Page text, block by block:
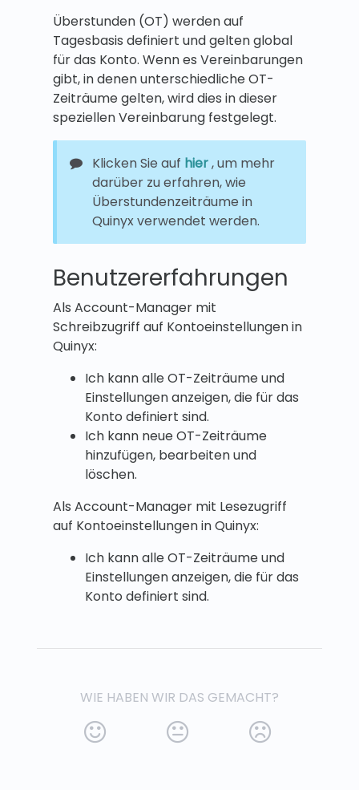
Überstunden (OT) werden auf
Tagesbasis definiert und gelten global
für das Konto. Wenn es Vereinbarungen
gibt, in denen unterschiedliche OT-
Zeiträume gelten, wird dies in dieser
speziellen Vereinbarung festgelegt.
Klicken Sie auf hier, um mehr
darüber zu erfahren, wie
Überstundenzeiträume in
Quinyx verwendet werden.
Benutzererfahrungen
Als Account-Manager mit
Schreibzugriff auf Kontoeinstellungen in
Quinyx:
Ich kann alle OT-Zeiträume und
Einstellungen anzeigen, die für das
Konto definiert sind.
Ich kann neue OT-Zeiträume
hinzufügen, bearbeiten und
löschen.
Als Account-Manager mit Lesezugriff
auf Kontoeinstellungen in Quinyx:
Ich kann alle OT-Zeiträume und
Einstellungen anzeigen, die für das
Konto definiert sind.
WIE HABEN WIR DAS GEMACHT?